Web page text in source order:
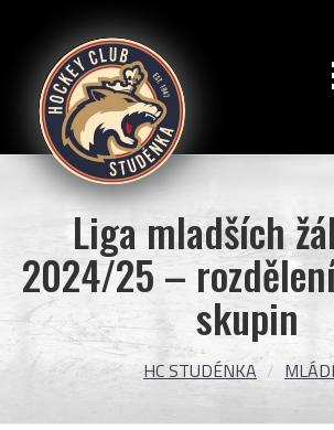
Studénka
Liga mladších
2024/25 –
skupin
HC STUDÉNKA